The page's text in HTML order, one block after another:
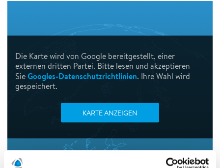
Die Karte wird von Google bereitgestellt, einer
externen dritten Partei. Bitte lesen und akzeptieren
SieGoogles-Datenschutzrichtlinien. Ihre Wahl wird
gespeichert.
KARTE ANZEIGEN